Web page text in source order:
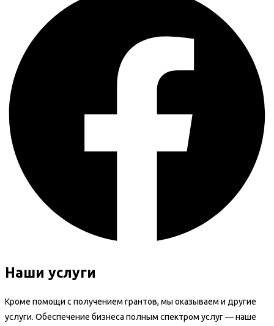
Наши услуги
Кроме помощи с получением грантов, мы оказываем и другие
услуги. Обеспечение бизнеса полным спектром услуг — наше